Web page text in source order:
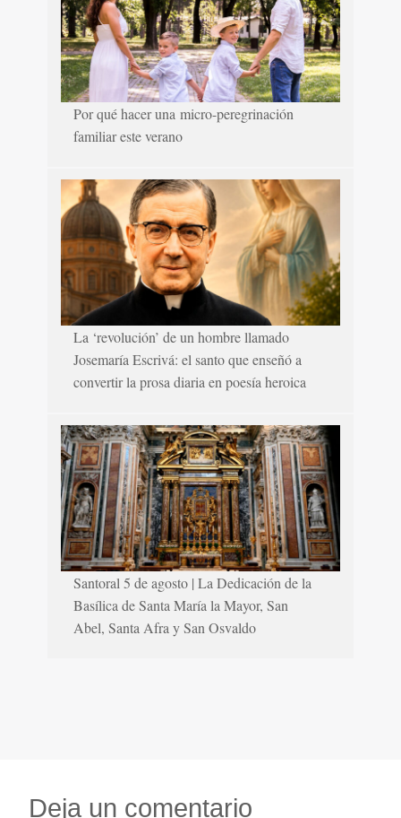
Por qué hacer una micro-peregrinación
familiar este verano
La ‘revolución’ de un hombre llamado
Josemaría Escrivá: el santo que enseñó a
convertir la prosa diaria en poesía heroica
Santoral 5 de agosto | La Dedicación de la
Basílica de Santa María la Mayor, San
Abel, Santa Afra y San Osvaldo
Deja un comentario